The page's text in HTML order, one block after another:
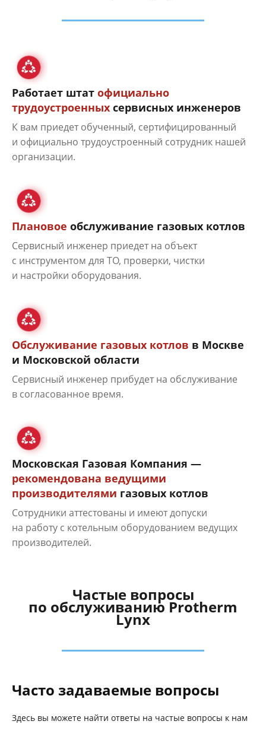
Работает штат официально
трудоустроенных сервисных инженеров
К вам приедет обученный, сертифицированный
и официально трудоустроенный сотрудник нашей
организации.
Плановое обслуживание газовых котлов
Сервисный инженер приедет на объект
с инструментом для ТО, проверки, чистки
и настройки оборудования.
Обслуживание газовых котлов в Москве
и Московской области
Сервисный инженер прибудет на обслуживание
в согласованное время.
Московская Газовая Компания —
рекомендована ведущими
производителями газовых котлов
Сотрудники аттестованы и имеют допуски
на работу с котельным оборудованием ведущих
производителей.
Частые вопросы
по обслуживанию Protherm
Lynx
Часто задаваемые вопросы
Здесь вы можете найти ответы на частые вопросы к нам